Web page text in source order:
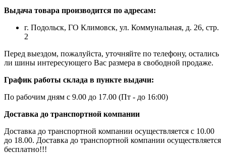
Выдача товара производится по адресам:
г. Подольск, ГО Климовск, ул. Коммунальная, д. 26, стр.
2
Перед выездом, пожалуйста, уточняйте по телефону, остались
ли шины интересующего Вас размера в свободной продаже.
График работы склада в пункте выдачи:
По рабочим дням с 9.00 до 17.00 (Пт - до 16:00)
Доставка до транспортной компании
Доставка до транспортной компании осуществляется с 10.00
до 18.00. Доставка до транспортной компании осуществляется
бесплатно!!!